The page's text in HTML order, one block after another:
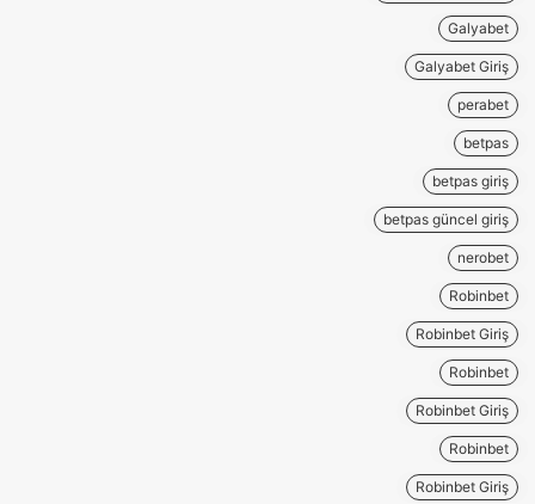
Galyabet
Galyabet Giriş
perabet
betpas
betpas giriş
betpas güncel giriş
nerobet
Robinbet
Robinbet Giriş
Robinbet
Robinbet Giriş
Robinbet
Robinbet Giriş